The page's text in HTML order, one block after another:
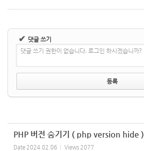
✔ 댓글 쓰기
댓글 쓰기 권한이 없습니다. 로그인 하시겠습니까?
PHP 버전 숨기기 ( php version hide )
Date 2024.02.06 Views 2077